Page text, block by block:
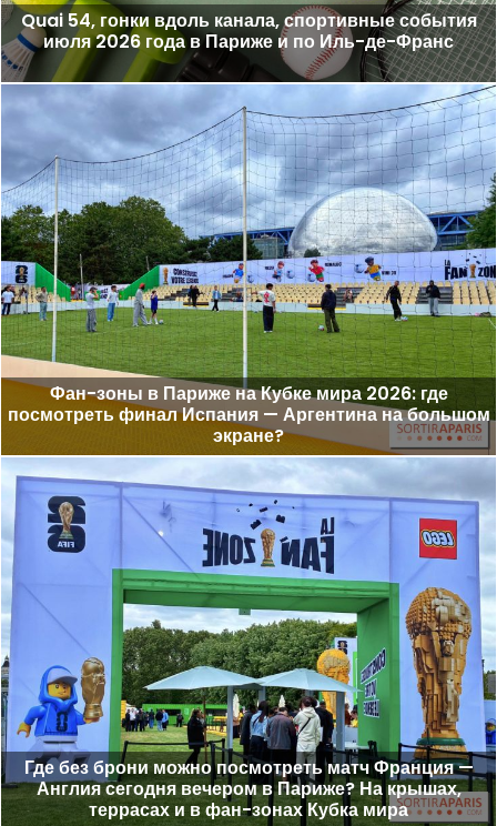
Quai 54, гонки вдоль канала, спортивные события
июля 2026 года в Париже и по Иль-де-Франс
Фан-зоны в Париже на Кубке мира 2026: где
посмотреть финал Испания — Аргентина на большом
экране?
Где без брони можно посмотреть матч Франция —
Англия сегодня вечером в Париже? На крышах,
террасах и в фан-зонах Кубка мира